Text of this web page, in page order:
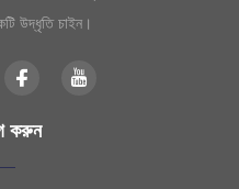
উদ্ধৃতি চাইন।
করুন